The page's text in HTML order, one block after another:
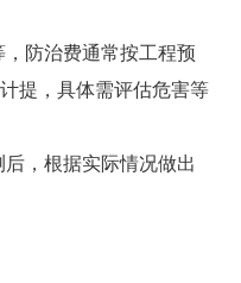
防治费通常按工程预
提，具体需评估危害等
，根据实际情况做出